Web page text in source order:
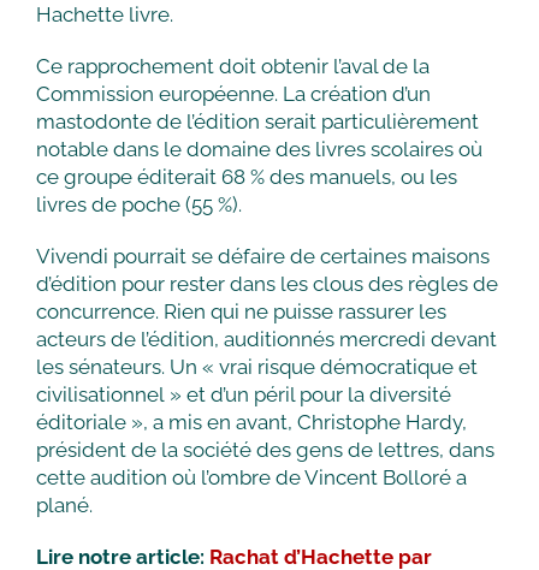
Hachette livre.
Ce rapprochement doit obtenir l’aval de la
Commission européenne. La création d’un
mastodonte de l’édition serait particulièrement
notable dans le domaine des livres scolaires où
ce groupe éditerait 68 % des manuels, ou les
livres de poche (55 %).
Vivendi pourrait se défaire de certaines maisons
d’édition pour rester dans les clous des règles de
concurrence. Rien qui ne puisse rassurer les
acteurs de l’édition, auditionnés mercredi devant
les sénateurs. Un « vrai risque démocratique et
civilisationnel » et d’un péril pour la diversité
éditoriale », a mis en avant, Christophe Hardy,
président de la société des gens de lettres, dans
cette audition où l’ombre de Vincent Bolloré a
plané.
Lire notre article: Rachat d’Hachette par